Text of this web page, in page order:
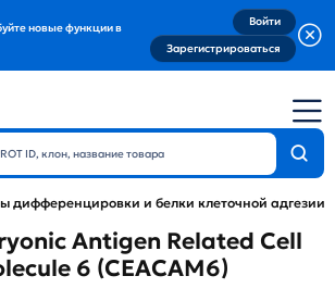
новые функции в
Войти
Зарегистрироваться
дифференцировки и белки клеточной адгезии
Antigen Related Cell
6 (CEACAM6)